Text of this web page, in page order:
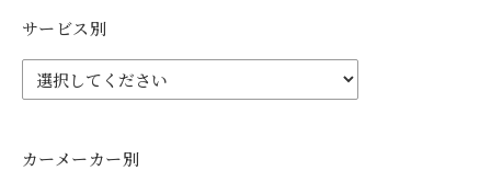
サービス別
カーメーカー別